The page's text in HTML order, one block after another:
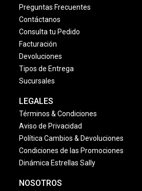
Preguntas Frecuentes
Contáctanos
Consulta tu Pedido
Facturación
Devoluciones
Tipos de Entrega
Sucursales
LEGALES
Términos & Condiciones
Aviso de Privacidad
Política Cambios & Devoluciones
Condiciones de las Promociones
Dinámica Estrellas Sally
NOSOTROS